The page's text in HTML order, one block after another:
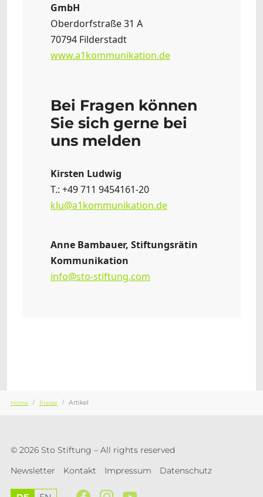
GmbH
Oberdorfstraße 31 A
70794 Filderstadt
www.a1kommunikation.de
Bei Fragen können
Sie sich gerne bei
uns melden
Kirsten Ludwig
T.: +49 711 9454161-20
klu@a1kommunikation.de
Anne Bambauer, Stiftungsrätin
Kommunikation
info@sto-stiftung.com
Home Presse Artikel
© 2026 Sto Stiftung – All rights reserved
Newsletter
Kontakt Impressum Datenschutz